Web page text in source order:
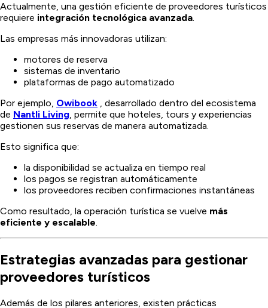
Actualmente, una gestión eficiente de proveedores turísticos
requiere integración tecnológica avanzada.
Las empresas más innovadoras utilizan:
motores de reserva
sistemas de inventario
plataformas de pago automatizado
Por ejemplo, Owibook , desarrollado dentro del ecosistema
de Nantli Living, permite que hoteles, tours y experiencias
gestionen sus reservas de manera automatizada.
Esto significa que:
la disponibilidad se actualiza en tiempo real
los pagos se registran automáticamente
los proveedores reciben confirmaciones instantáneas
Como resultado, la operación turística se vuelve más
eficiente y escalable.
Estrategias avanzadas para gestionar
proveedores turísticos
Además de los pilares anteriores, existen prácticas